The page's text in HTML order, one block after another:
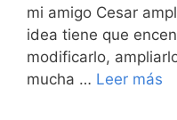
mi amigo Cesar
idea tiene que
modificarlo,
mucha … Leer más